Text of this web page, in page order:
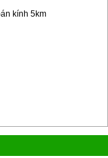
kính 5km